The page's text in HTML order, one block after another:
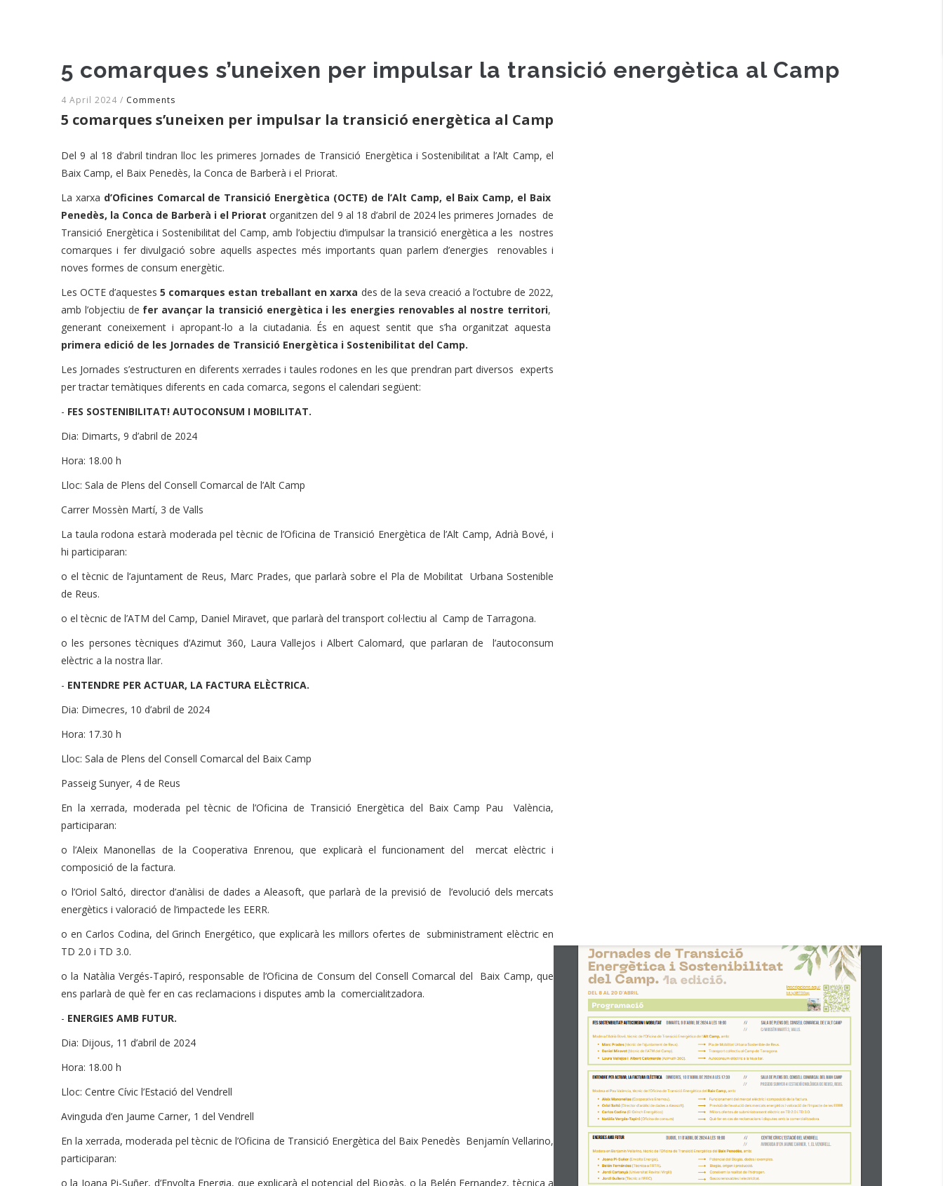
5 comarques s’uneixen per impulsar la transició energètica al Camp
4 April 2024 / Comments
5 comarques s’uneixen per impulsar la transició energètica al Camp
Del 9 al 18 d’abril tindran lloc les primeres Jornades de Transició Energètica i Sostenibilitat a l’Alt Camp, el
Baix Camp, el Baix Penedès, la Conca de Barberà i el Priorat.
La xarxa d’Oficines Comarcal de Transició Energètica (OCTE) de l’Alt Camp, el Baix Camp, el Baix
Penedès, la Conca de Barberà i el Prioratorganitzen del 9 al 18 d’abril de 2024 les primeres Jornades de
Transició Energètica i Sostenibilitat del Camp, amb l’objectiu d’impulsar la transició energètica a les nostres
comarques i fer divulgació sobre aquells aspectes més importants quan parlem d’energies renovables i
noves formes de consum energètic.
Les OCTE d’aquestes5 comarques estan treballant en xarxa des de la seva creació a l’octubre de 2022,
amb l’objectiu de fer avançar la transició energètica i les energies renovables al nostre territori,
generant coneixement i apropant-lo a la ciutadania. És en aquest sentit que s’ha organitzat aquesta
primera edició de les Jornades de Transició Energètica i Sostenibilitat del Camp.
Les Jornades s’estructuren en diferents xerrades i taules rodones en les que prendran part diversos experts
per tractar temàtiques diferents en cada comarca, segons el calendari següent:
- FES SOSTENIBILITAT! AUTOCONSUM I MOBILITAT.
Dia: Dimarts, 9 d’abril de 2024
Hora: 18.00 h
Lloc: Sala de Plens del Consell Comarcal de l’Alt Camp
Carrer Mossèn Martí, 3 de Valls
La taula rodona estarà moderada pel tècnic de l’Oficina de Transició Energètica de l’Alt Camp, Adrià Bové, i
hi participaran:
o el tècnic de l’ajuntament de Reus, Marc Prades, que parlarà sobre el Pla de Mobilitat Urbana Sostenible
de Reus.
o el tècnic de l’ATM del Camp, Daniel Miravet, que parlarà del transport col·lectiu al Camp de Tarragona.
o les persones tècniques d’Azimut 360, Laura Vallejos i Albert Calomard, que parlaran de l’autoconsum
elèctric a la nostra llar.
- ENTENDRE PER ACTUAR, LA FACTURA ELÈCTRICA.
Dia: Dimecres, 10 d’abril de 2024
Hora: 17.30 h
Lloc: Sala de Plens del Consell Comarcal del Baix Camp
Passeig Sunyer, 4 de Reus
En la xerrada, moderada pel tècnic de l’Oficina de Transició Energètica del Baix Camp Pau València,
participaran:
o l’Aleix Manonellas de la Cooperativa Enrenou, que explicarà el funcionament del mercat elèctric i
composició de la factura.
o l’Oriol Saltó, director d’anàlisi de dades a Aleasoft, que parlarà de la previsió de l’evolució dels mercats
energètics i valoració de l’impactede les EERR.
o en Carlos Codina, del Grinch Energético, que explicarà les millors ofertes de subministrament elèctric en
TD 2.0 i TD 3.0.
o la Natàlia Vergés-Tapiró, responsable de l’Oficina de Consum del Consell Comarcal del Baix Camp, que
ens parlarà de què fer en cas reclamacions i disputes amb la comercialitzadora.
- ENERGIES AMB FUTUR.
Dia: Dijous, 11 d’abril de 2024
Hora: 18.00 h
Lloc: Centre Cívic l’Estació del Vendrell
Avinguda d’en Jaume Carner, 1 del Vendrell
En la xerrada, moderada pel tècnic de l’Oficina de Transició Energètica del Baix Penedès Benjamín Vellarino,
participaran:
o la Joana Pi-Suñer, d’Envolta Energia, que explicarà el potencial del Biogàs. o la Belén Fernandez, tècnica a